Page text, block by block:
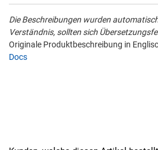
Die Beschreibungen wurden
Verständnis, sollten sich
Originale Produktbeschreibung in
Docs